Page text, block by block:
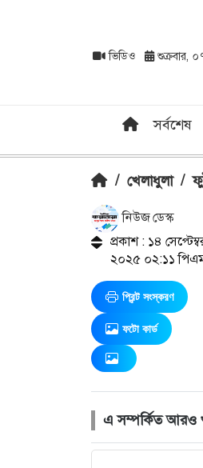
ভিডিও শুক্রবার,
সর্বশেষ
/ খেলাধুলা /
নিউজ ডেস্ক
প্রকাশ : ১৪
২০২৫ ০২:১১
প্রিন্ট সংস্করণ
ফটো কার্ড
এ সম্পর্কিত আরও